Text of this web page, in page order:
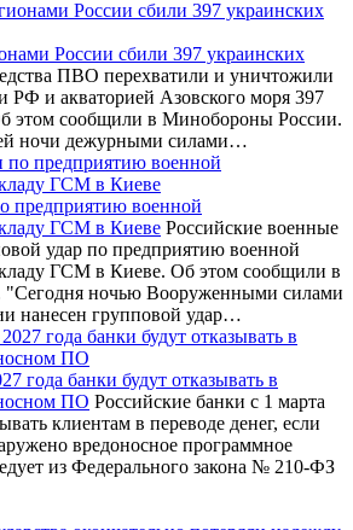
России сбили 397 украинских
ПВО перехватили и уничтожили
РФ и акваторией Азовского моря 397
этом сообщили в Минобороны России.
ночи дежурными силами…
предприятию военной
ГСМ в Киеве Российские военные
удар по предприятию военной
ГСМ в Киеве. Об этом сообщили в
ночью Вооруженными силами
нанесен групповой удар…
года банки будут отказывать в
ПО Российские банки с 1 марта
клиентам в переводе денег, если
вредоносное программное
из Федерального закона № 210-ФЗ